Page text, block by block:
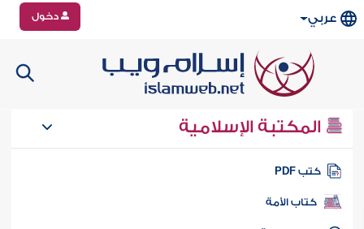
عربي دخول
المكتبة الإسلامية
كتب PDF